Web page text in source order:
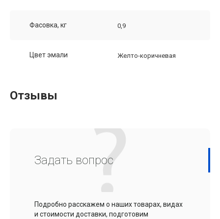
Фасовка, кг 0,9
Цвет эмали Желто-коричневая
Отзывы
Задать вопрос
Подробно расскажем о наших товарах, видах
и стоимости доставки, подготовим